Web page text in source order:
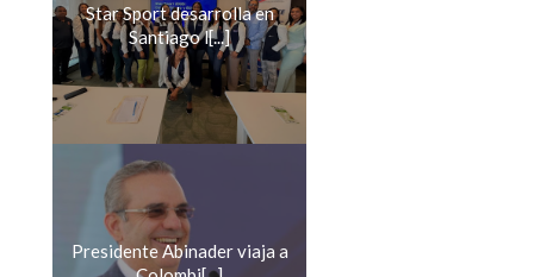
Star Sport desarrolla en
Santiago l[...]
Presidente Abinader viaja a